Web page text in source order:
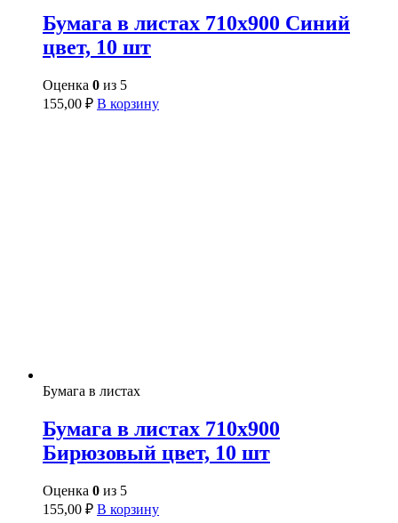
Бумага в листах 710х900 Синий
цвет, 10 шт
Оценка 0 из 5
155,00 ₽ В корзину
Бумага в листах
Бумага в листах 710х900
Бирюзовый цвет, 10 шт
Оценка 0 из 5
155,00 ₽ В корзину